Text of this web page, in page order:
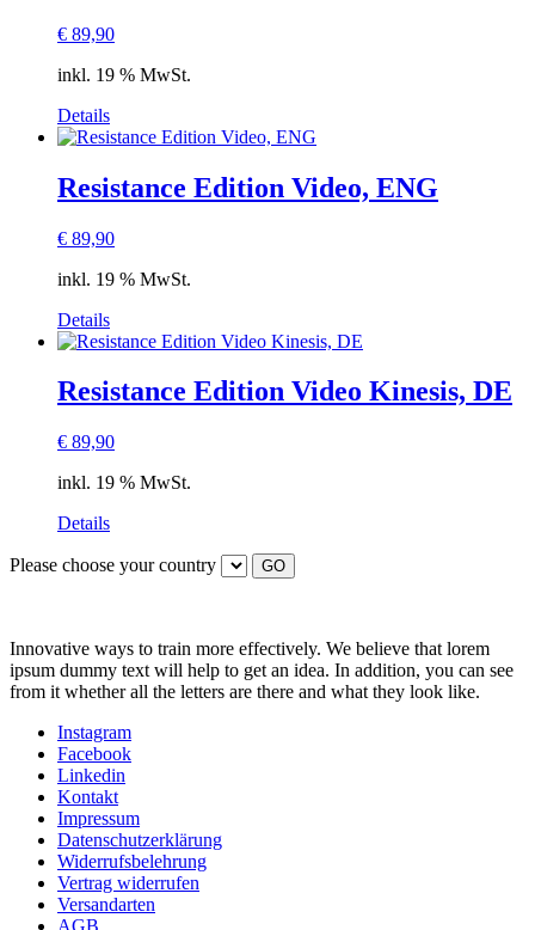
€ 89,90
inkl. 19 % MwSt.
Details
Resistance Edition Video, ENG
€ 89,90
inkl. 19 % MwSt.
Details
Resistance Edition Video Kinesis, DE
€ 89,90
inkl. 19 % MwSt.
Details
Please choose your country GO
Innovative ways to train more effectively. We believe that lorem
ipsum dummy text will help to get an idea. In addition, you can see
from it whether all the letters are there and what they look like.
Instagram
Facebook
Linkedin
Kontakt
Impressum
Datenschutzerklärung
Widerrufsbelehrung
Vertrag widerrufen
Versandarten